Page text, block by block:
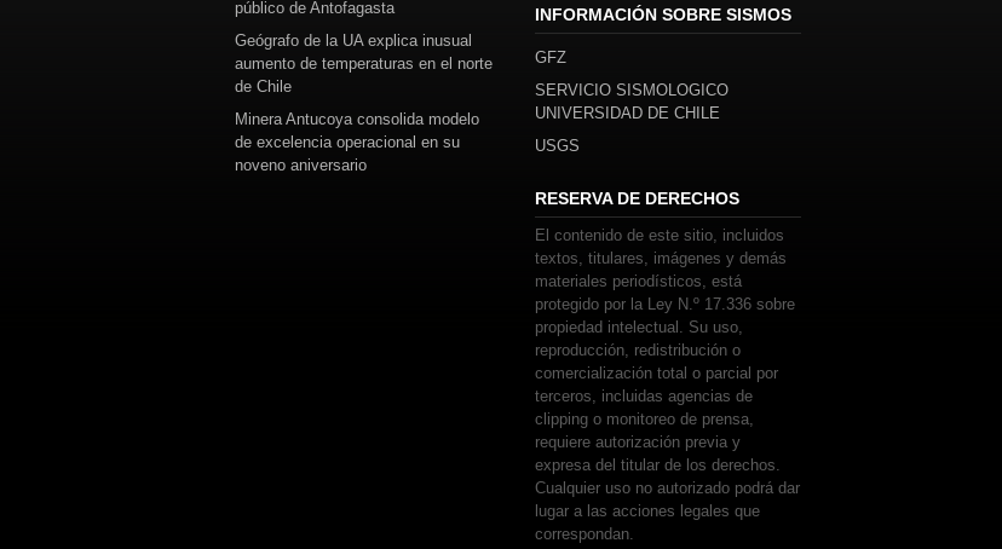
público de Antofagasta
Geógrafo de la UA explica inusual
aumento de temperaturas en el norte
de Chile
Minera Antucoya consolida modelo
de excelencia operacional en su
noveno aniversario
INFORMACIÓN SOBRE SISMOS
GFZ
SERVICIO SISMOLOGICO
UNIVERSIDAD DE CHILE
USGS
RESERVA DE DERECHOS
El contenido de este sitio, incluidos
textos, titulares, imágenes y demás
materiales periodísticos, está
protegido por la Ley N.º 17.336 sobre
propiedad intelectual. Su uso,
reproducción, redistribución o
comercialización total o parcial por
terceros, incluidas agencias de
clipping o monitoreo de prensa,
requiere autorización previa y
expresa del titular de los derechos.
Cualquier uso no autorizado podrá dar
lugar a las acciones legales que
correspondan.